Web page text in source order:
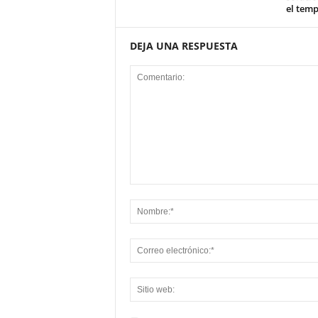
el
DEJA UNA RESPUESTA